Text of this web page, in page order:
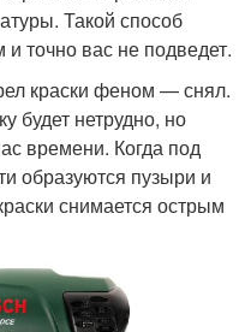
Такой способ
точно вас не подведет.
краски феном — снял.
будет нетрудно, но
времени. Когда под
образуются пузыри и
снимается острым